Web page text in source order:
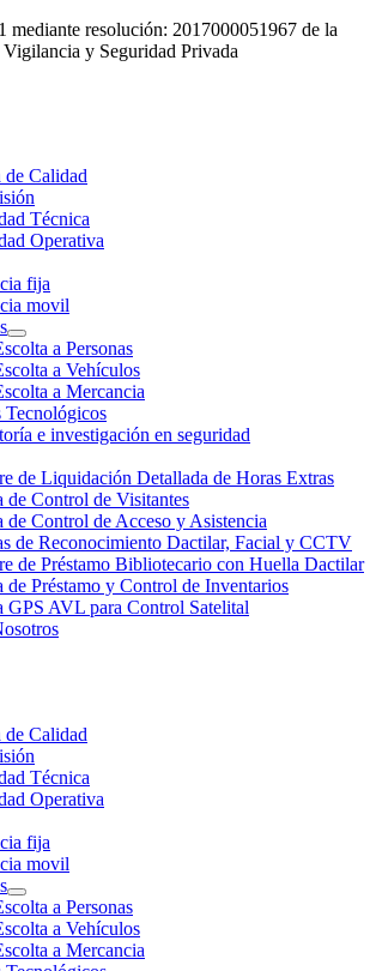
mediante resolución: 2017000051967 de la
y Seguridad Privada
de Calidad
Técnica
Operativa
fija
movil
a Personas
a Vehículos
a Mercancia
Tecnológicos
e investigación en seguridad
de Liquidación Detallada de Horas Extras
de Control de Visitantes
de Control de Acceso y Asistencia
de Reconocimiento Dactilar, Facial y CCTV
de Préstamo Bibliotecario con Huella Dactilar
de Préstamo y Control de Inventarios
GPS AVL para Control Satelital
de Calidad
Técnica
Operativa
fija
movil
a Personas
a Vehículos
a Mercancia